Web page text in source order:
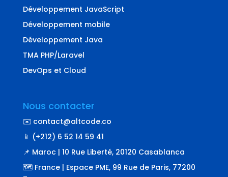
Développement JavaScript
Développement mobile
Développement Java
TMA PHP/Laravel
DevOps et Cloud
Nous contacter
✉️ contact@altcode.co
📱 (+212) 6 52 14 59 41
📌 Maroc | 10 Rue Liberté, 20120 Casablanca
🗺️ France | Espace PME, 99 Rue de Paris, 77200